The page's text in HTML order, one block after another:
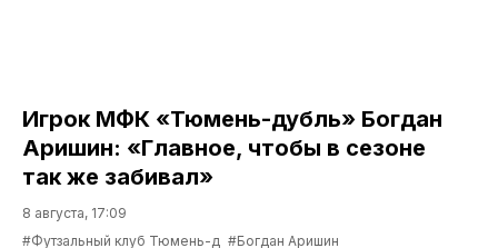
Игрок МФК «Тюмень-дубль» Богдан
Аришин: «Главное, чтобы в сезоне
так же забивал»
8 августа, 17:09
#Футзальный клуб Тюмень-д #Богдан Аришин